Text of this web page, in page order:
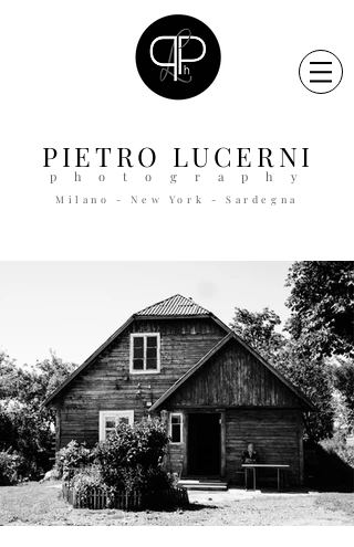
PIETRO LUCERNI
p h o t o g r a p h y
Milano - New York - Sardegna